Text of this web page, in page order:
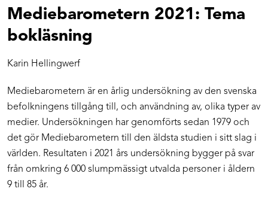
Mediebarometern 2021: Tema
bokläsning
Karin Hellingwerf
Mediebarometern är en årlig undersökning av den svenska
befolkningens tillgång till, och användning av, olika typer av
medier. Undersökningen har genomförts sedan 1979 och
det gör Mediebarometern till den äldsta studien i sitt slag i
världen. Resultaten i 2021 års undersökning bygger på svar
från omkring 6 000 slumpmässigt utvalda personer i åldern
9 till 85 år.